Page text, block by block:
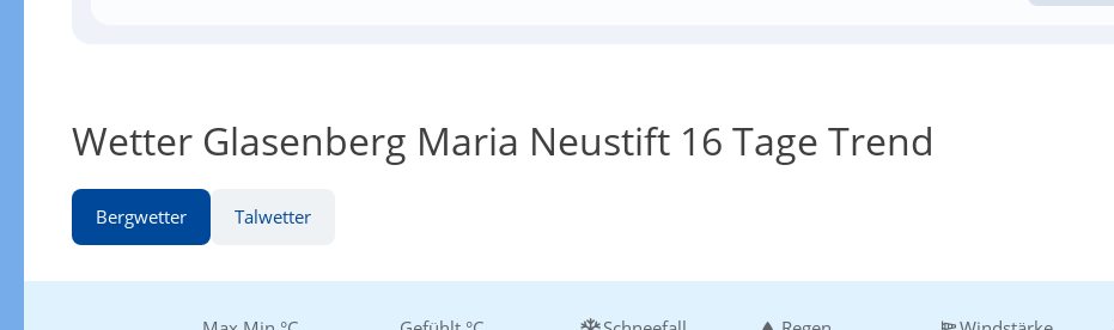
Wetter Glasenberg Maria Neustift 16 Tage Trend
Bergwetter Talwetter